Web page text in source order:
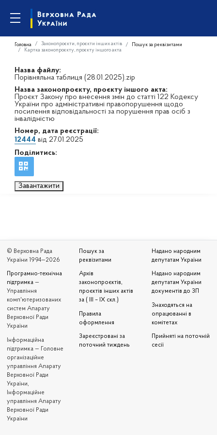
Головна Законопроєкти, проєкти інших актів
Пошук за реквізитами
Картка законопроєкту, проєкту іншого акта
Назва файлу:
Порівняльна таблиця (28.01.2025).zip
Назва законопроєкту, проєкту іншого акта:
Проєкт Закону про внесення змін до статті 122 Кодексу
України про адміністративні правопорушення щодо
посилення відповідальності за порушення прав осіб з
інвалідністю
Номер, дата реєстрації:
12444 від 27.01.2025
Поділитись:
Завантажити
© Верховна Рада
України 1994—2026
Програмно-технічна
підтримка —
Управління
комп'ютеризованих
систем Апарату
Верховної Ради
України
Iнформаційна
підтримка — Головне
організаційне
управління Апарату
Верховної Ради
України,
Інформаційне
управління Апарату
Верховної Ради
України
Пошук за
реквізитами
Архів
законопроєктів,
проєктів інших актів
за ( III – IX скл.)
Правила
оформлення
Зареєстровані за
поточний тиждень
Надано народним
депутатам України
Надано народним
депутатам України
документів до ЗП
Знаходяться на
опрацюванні в
комітетах
Прийняті на поточній
сесії